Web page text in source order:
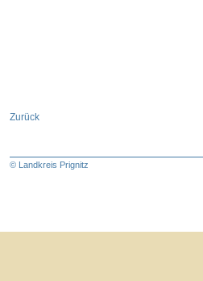
Zurück
© Landkreis Prignitz